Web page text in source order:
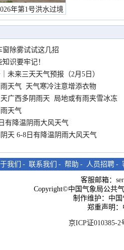
年第1号洪水过境
见证汛况
除雾试试这几招
识要牢记！
未来三天天气预报（2月5日）
天气 天气寒冷注意增添衣物
广西多阴雨天 局地或有雨夹雪冰冻
天气
有降温阴雨大风天气
天 6-8日有降温阴雨大风天气
我们 - 联系我们 - 帮助 - 人员招聘 -
客服邮箱：
Copyright©中国气象局公共
制作维护：中
郑重声明
京ICP证010385-2